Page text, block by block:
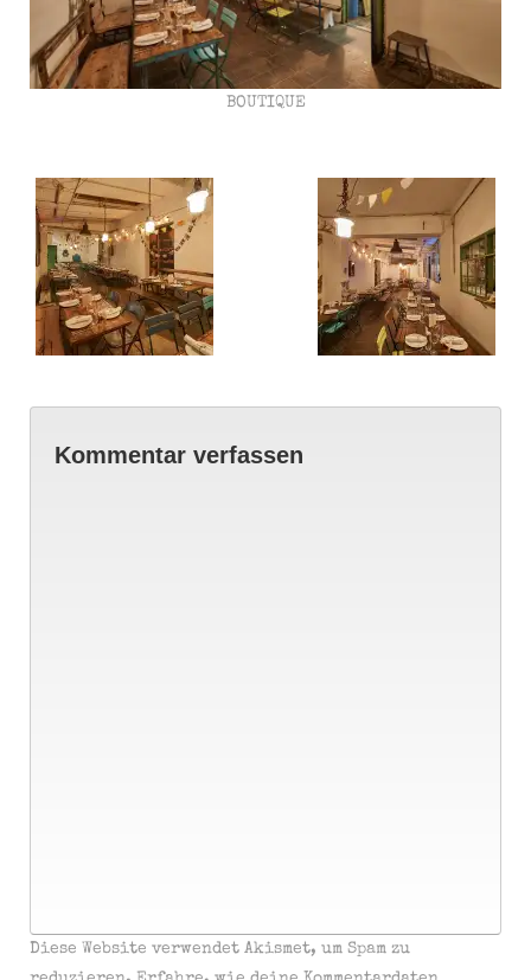
BOUTIQUE
Kommentar verfassen
Diese Website verwendet Akismet, um Spam zu